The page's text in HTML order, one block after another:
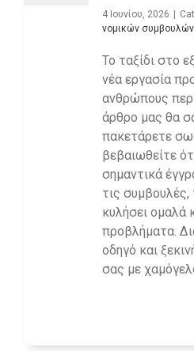
4 Ιουνίου, 2026 |
νομικών συμβουλών
Το ταξίδι στο
νέα εργασία
ανθρώπους
άρθρο μας θα
πακετάρετε
βεβαιωθείτε
σημαντικά
τις συμβουλές,
κυλήσει ομαλά
προβλήματα.
οδηγό και
σας με